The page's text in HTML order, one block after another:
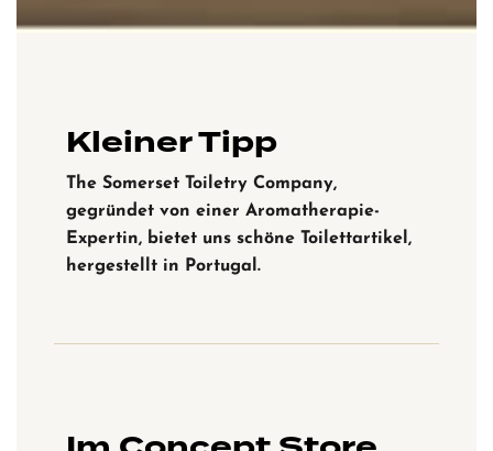
Kleiner Tipp
The Somerset Toiletry Company,
gegründet von einer Aromatherapie-
Expertin, bietet uns schöne Toilettartikel,
hergestellt in Portugal.